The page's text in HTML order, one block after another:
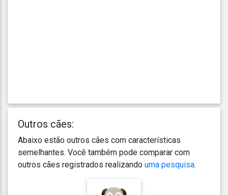
Outros cães:
Abaixo estão outros cães com características
semelhantes. Você também pode comparar com
outros cães registrados realizando uma pesquisa.